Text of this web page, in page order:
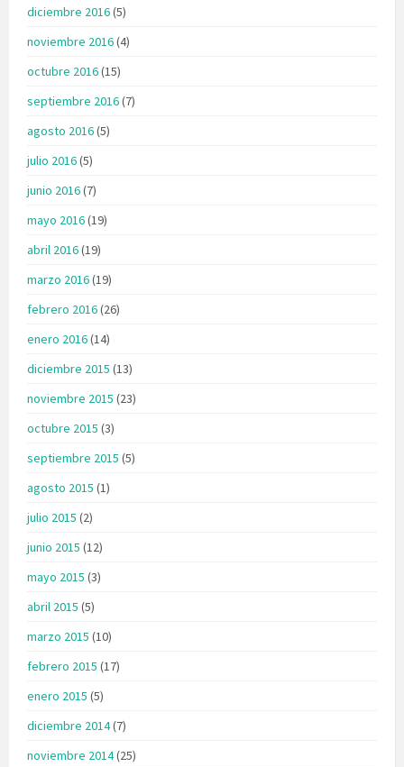
diciembre 2016(5)
noviembre 2016(4)
octubre 2016(15)
septiembre 2016(7)
agosto 2016(5)
julio 2016(5)
junio 2016(7)
mayo 2016(19)
abril 2016(19)
marzo 2016(19)
febrero 2016(26)
enero 2016(14)
diciembre 2015 (13)
noviembre 2015 (23)
octubre 2015 (3)
septiembre 2015 (5)
agosto 2015 (1)
julio 2015 (2)
junio 2015 (12)
mayo 2015 (3)
abril 2015 (5)
marzo 2015 (10)
febrero 2015 (17)
enero 2015 (5)
diciembre 2014(7)
noviembre 2014(25)